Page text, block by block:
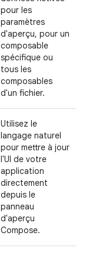
pour les
paramètres
d'aperçu, pour un
composable
spécifique ou
tous les
composables
d'un fichier.
Utilisez le
langage naturel
pour mettre à jour
l'UI de votre
application
directement
depuis le
panneau
d'aperçu
Compose.